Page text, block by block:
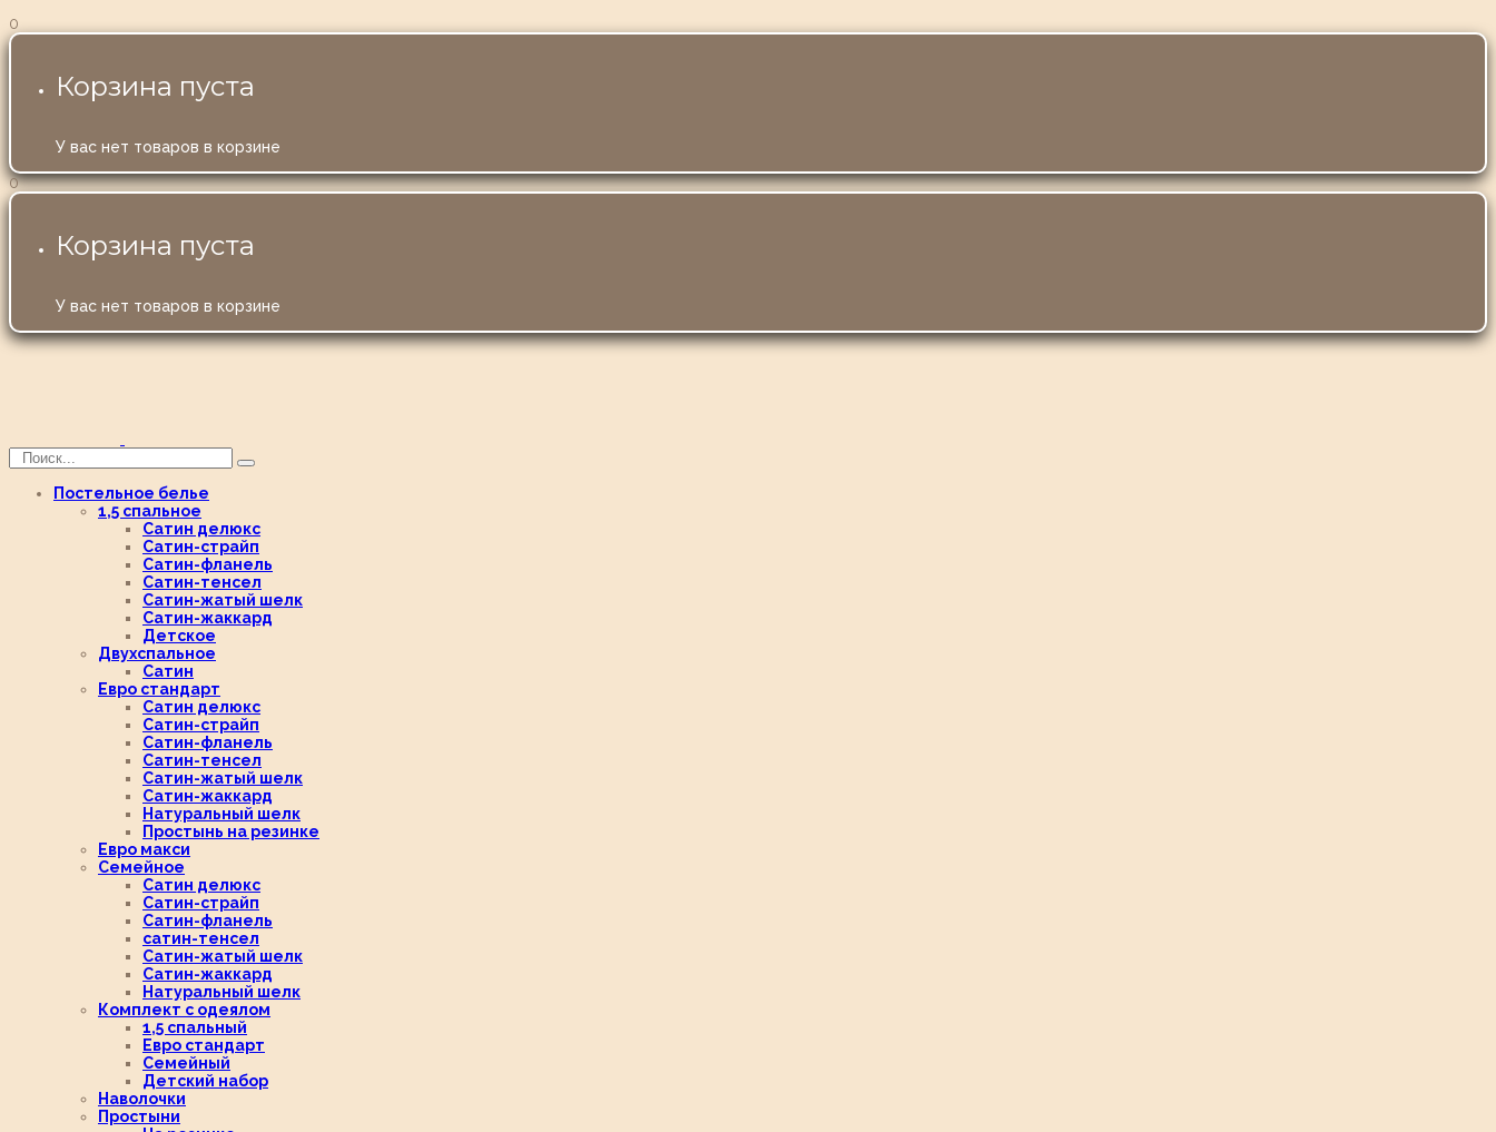
0
Корзина пуста
У вас нет товаров в корзине
0
Корзина пуста
У вас нет товаров в корзине
Постельное белье
1,5 спальное
Сатин делюкс
Сатин-страйп
Сатин-фланель
Сатин-тенсел
Сатин-жатый шелк
Сатин-жаккард
Детское
Двухспальное
Сатин
Евро стандарт
Сатин делюкс
Сатин-страйп
Сатин-фланель
Сатин-тенсел
Сатин-жатый шелк
Сатин-жаккард
Натуральный шелк
Простынь на резинке
Евро макси
Семейное
Сатин делюкс
Сатин-страйп
Сатин-фланель
сатин-тенсел
Сатин-жатый шелк
Сатин-жаккард
Натуральный шелк
Комплект с одеялом
1,5 спальный
Евро стандарт
Семейный
Детский набор
Наволочки
Простыни